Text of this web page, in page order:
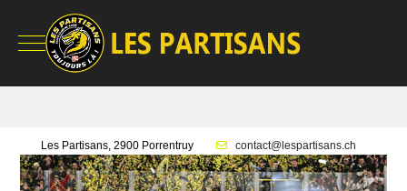
Mobile Menu Toggle
Les Partisans, 2900 Porrentruy contact@lespartisans.ch